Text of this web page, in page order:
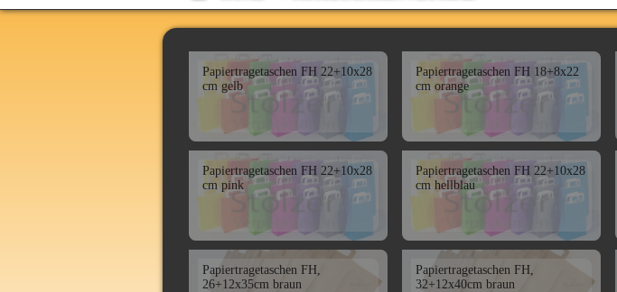
Papiertragetaschen FH 22+10x28
cm gelb
Papiertragetaschen FH 18+8x22
cm orange
Papiertragetaschen FH 22+10x28
cm pink
Papiertragetaschen FH 22+10x28
cm hellblau
Papiertragetaschen FH,
26+12x35cm braun
Papiertragetaschen FH,
32+12x40cm braun